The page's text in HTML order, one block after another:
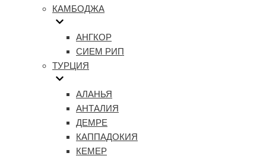
КАМБОДЖА
АНГКОР
СИЕМ РИП
ТУРЦИЯ
АЛАНЬЯ
АНТАЛИЯ
ДЕМРЕ
КАППАДОКИЯ
КЕМЕР